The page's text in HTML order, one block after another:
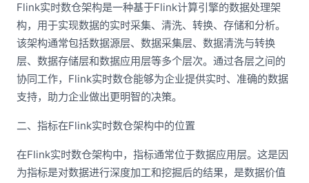
Flink实时数仓架构是一种基于Flink计算引擎的数据处理架
构，用于实现数据的实时采集、清洗、转换、存储和分析。
该架构通常包括数据源层、数据采集层、数据清洗与转换
层、数据存储层和数据应用层等多个层次。通过各层之间的
协同工作，Flink实时数仓能够为企业提供实时、准确的数据
支持，助力企业做出更明智的决策。
二、指标在Flink实时数仓架构中的位置
在Flink实时数仓架构中，指标通常位于数据应用层。这是因
为指标是对数据进行深度加工和挖掘后的结果，是数据价值